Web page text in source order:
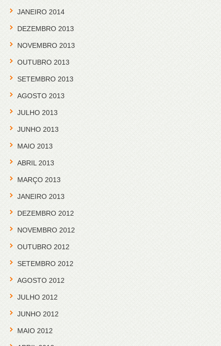
JANEIRO 2014
DEZEMBRO 2013
NOVEMBRO 2013
OUTUBRO 2013
SETEMBRO 2013
AGOSTO 2013
JULHO 2013
JUNHO 2013
MAIO 2013
ABRIL 2013
MARÇO 2013
JANEIRO 2013
DEZEMBRO 2012
NOVEMBRO 2012
OUTUBRO 2012
SETEMBRO 2012
AGOSTO 2012
JULHO 2012
JUNHO 2012
MAIO 2012